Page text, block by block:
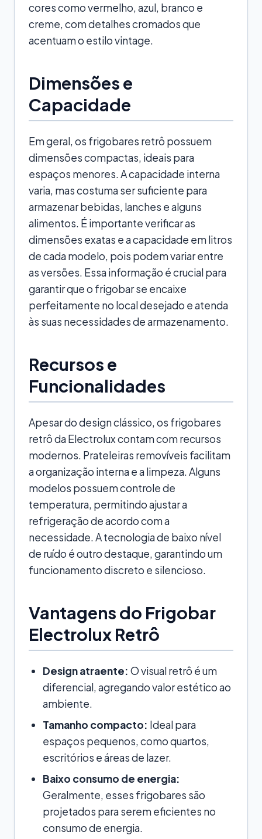
cores como vermelho, azul, branco e
creme, com detalhes cromados que
acentuam o estilo vintage.
Dimensões e
Capacidade
Em geral, os frigobares retrô possuem
dimensões compactas, ideais para
espaços menores. A capacidade interna
varia, mas costuma ser suficiente para
armazenar bebidas, lanches e alguns
alimentos. É importante verificar as
dimensões exatas e a capacidade em litros
de cada modelo, pois podem variar entre
as versões. Essa informação é crucial para
garantir que o frigobar se encaixe
perfeitamente no local desejado e atenda
às suas necessidades de armazenamento.
Recursos e
Funcionalidades
Apesar do design clássico, os frigobares
retrô da Electrolux contam com recursos
modernos. Prateleiras removíveis facilitam
a organização interna e a limpeza. Alguns
modelos possuem controle de
temperatura, permitindo ajustar a
refrigeração de acordo com a
necessidade. A tecnologia de baixo nível
de ruído é outro destaque, garantindo um
funcionamento discreto e silencioso.
Vantagens do Frigobar
Electrolux Retrô
Design atraente: O visual retrô é um
diferencial, agregando valor estético ao
ambiente.
Tamanho compacto: Ideal para
espaços pequenos, como quartos,
escritórios e áreas de lazer.
Baixo consumo de energia:
Geralmente, esses frigobares são
projetados para serem eficientes no
consumo de energia.